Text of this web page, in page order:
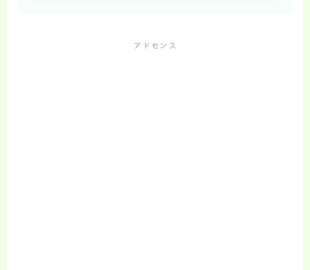
アドセンス